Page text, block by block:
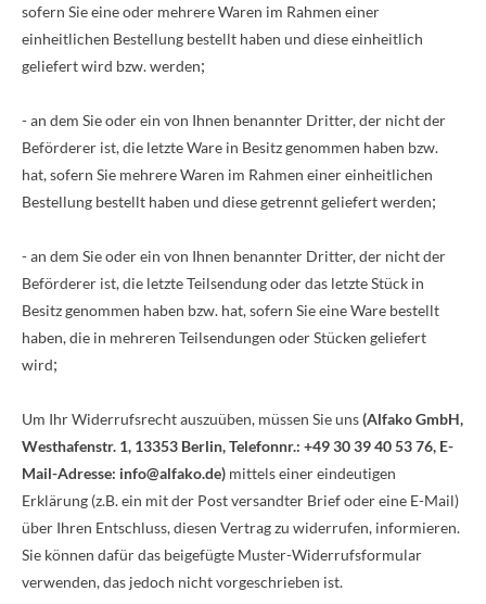
sofern Sie eine oder mehrere Waren im Rahmen einer
einheitlichen Bestellung bestellt haben und diese einheitlich
geliefert wird bzw. werden;
- an dem Sie oder ein von Ihnen benannter Dritter, der nicht der
Beförderer ist, die letzte Ware in Besitz genommen haben bzw.
hat, sofern Sie mehrere Waren im Rahmen einer einheitlichen
Bestellung bestellt haben und diese getrennt geliefert werden;
- an dem Sie oder ein von Ihnen benannter Dritter, der nicht der
Beförderer ist, die letzte Teilsendung oder das letzte Stück in
Besitz genommen haben bzw. hat, sofern Sie eine Ware bestellt
haben, die in mehreren Teilsendungen oder Stücken geliefert
wird;
Um Ihr Widerrufsrecht auszuüben, müssen Sie uns(Alfako GmbH,
Westhafenstr. 1, 13353 Berlin, Telefonnr.: +49 30 39 40 53 76, E-
Mail-Adresse: info@alfako.de) mittels einer eindeutigen
Erklärung (z.B. ein mit der Post versandter Brief oder eine E-Mail)
über Ihren Entschluss, diesen Vertrag zu widerrufen, informieren.
Sie können dafür das beigefügte Muster-Widerrufsformular
verwenden, das jedoch nicht vorgeschrieben ist.